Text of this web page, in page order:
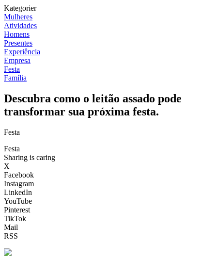
Kategorier
Mulheres
Atividades
Homens
Presentes
Experiência
Empresa
Festa
Família
Descubra como o leitão assado pode
transformar sua próxima festa.
Festa
Festa
Sharing is caring
X
Facebook
Instagram
LinkedIn
YouTube
Pinterest
TikTok
Mail
RSS